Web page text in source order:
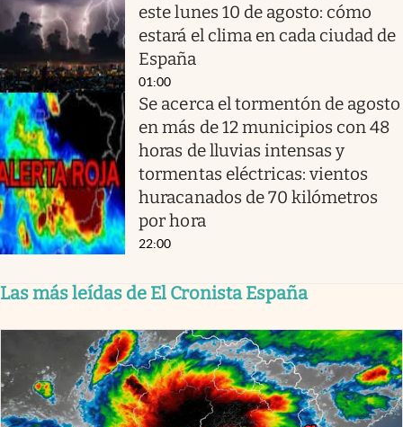
este lunes 10 de agosto: cómo
estará el clima en cada ciudad de
España
01:00
Se acerca el tormentón de agosto
en más de 12 municipios con 48
horas de lluvias intensas y
tormentas eléctricas: vientos
huracanados de 70 kilómetros
por hora
22:00
Las más leídas de El Cronista España